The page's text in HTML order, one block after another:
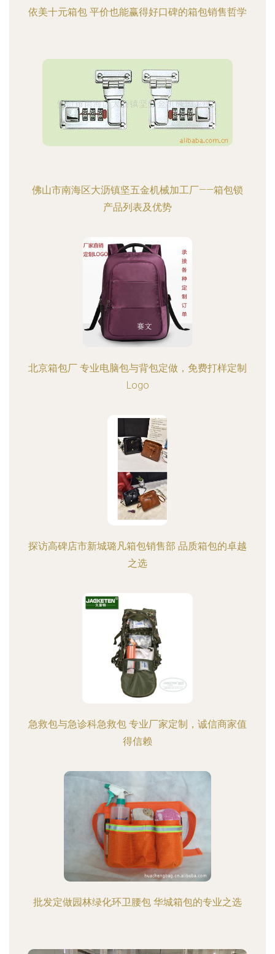
依美十元箱包 平价也能赢得好口碑的箱包销售哲学
佛山市南海区大沥镇坚五金机械加工厂——箱包锁
产品列表及优势
北京箱包厂 专业电脑包与背包定做，免费打样定制
Logo
探访高碑店市新城璐凡箱包销售部 品质箱包的卓越
之选
急救包与急诊科急救包 专业厂家定制，诚信商家值
得信赖
批发定做园林绿化环卫腰包 华城箱包的专业之选